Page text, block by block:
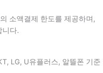
소액결제 한도를 제공하며,
니다.
LG, U유플러스, 알뜰폰 기준